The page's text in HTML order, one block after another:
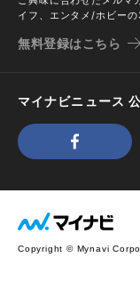
イフ、エンタメ/ホビーの
無料登録はこちら
マイナビニュース
Copyright © Mynavi